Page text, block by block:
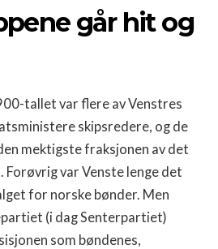
går hit og
tallet var flere av Venstres
skipsredere, og de
mektigste fraksjonen av det
var Venste lenge det
for norske bønder. Men
(i dag Senterpartiet)
som bøndenes,